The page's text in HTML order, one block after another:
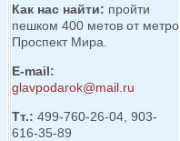
Как нас найти: пройти
пешком 400 метов от метро
Проспект Мира.
E-mail:
glavpodarok@mail.ru
Тт.: 499-760-26-04, 903-
616-35-89